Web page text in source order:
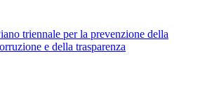
triennale per la prevenzione della
e della trasparenza